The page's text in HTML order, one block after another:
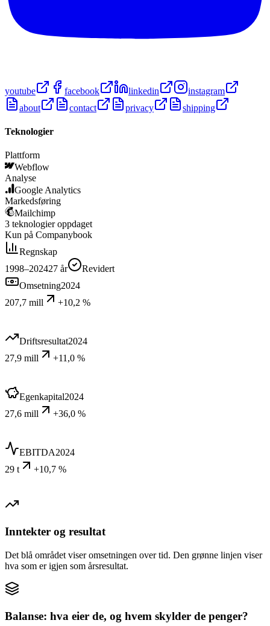
youtube facebook linkedin
instagram
about
contact privacy shipping
Teknologier
Plattform
Webflow
Analyse
Google Analytics
Markedsføring
Mailchimp
3 teknologier oppdaget
Kun på Companybook
Regnskap
1998–202427 år
Revidert
Omsetning2024
207,7 mill
+10,2 %
Driftsresultat2024
27,9 mill
+11,0 %
Egenkapital2024
27,6 mill
+36,0 %
EBITDA2024
29 t
+10,7 %
Inntekter og resultat
Det blå området viser omsetningen over tid. Den grønne linjen viser
hva som er igjen som årsresultat.
Balanse: hva eier de, og hvem skylder de penger?